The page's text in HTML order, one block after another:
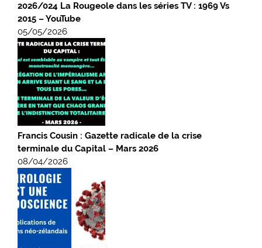
2026/024 La Rougeole dans les séries TV : 1969 Vs
2015 – YouTube
05/05/2026
Francis Cousin : Gazette radicale de la crise
terminale du Capital – Mars 2026
08/04/2026